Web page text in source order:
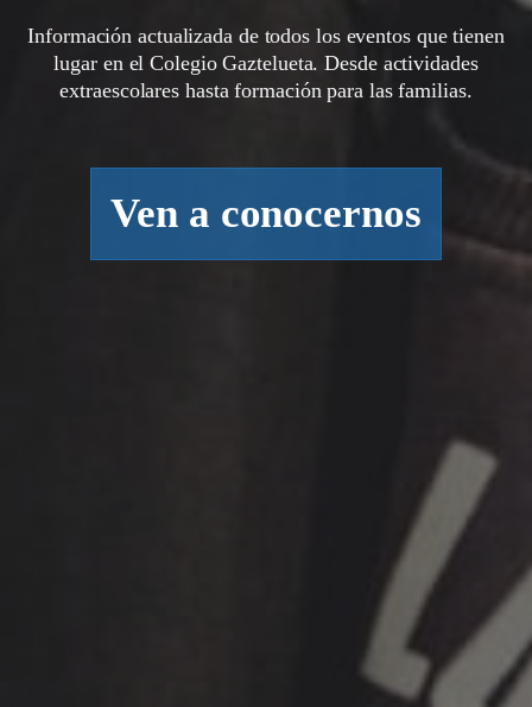
Información actualizada de todos los eventos que tienen
lugar en el Colegio Gaztelueta. Desde actividades
extraescolares hasta formación para las familias.
Ven a conocernos